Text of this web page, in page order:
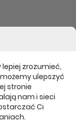
zrozumieć,
ulepszyć
stronie
nam i sieci
Ci